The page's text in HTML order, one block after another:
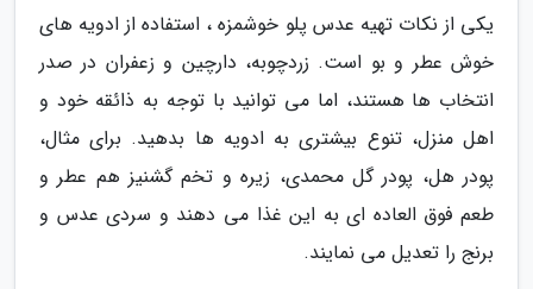
یکی از نکات تهیه عدس پلو خوشمزه ، استفاده از ادویه های
خوش عطر و بو است. زردچوبه، دارچین و زعفران در صدر
انتخاب ها هستند، اما می توانید با توجه به ذائقه خود و
اهل منزل، تنوع بیشتری به ادویه ها بدهید. برای مثال،
پودر هل، پودر گل محمدی، زیره و تخم گشنیز هم عطر و
طعم فوق العاده ای به این غذا می دهند و سردی عدس و
برنج را تعدیل می نمایند.